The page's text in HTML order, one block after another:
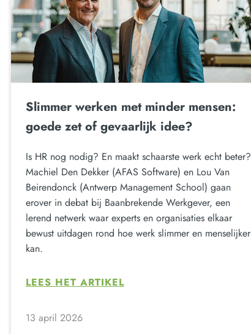
Slimmer werken met minder mensen:
goede zet of gevaarlijk idee?
Is HR nog nodig? En maakt schaarste werk echt beter?
Machiel Den Dekker (AFAS Software) en Lou Van
Beirendonck (Antwerp Management School) gaan
erover in debat bij Baanbrekende Werkgever, een
lerend netwerk waar experts en organisaties elkaar
bewust uitdagen rond hoe werk slimmer en menselijker
kan.
LEES HET ARTIKEL
13 april 2026